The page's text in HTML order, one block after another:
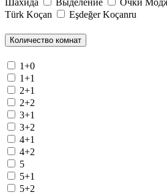
Шахида
Выделение Очки
Türk Koçan
Eşdeğer Koçanru
Количество комнат
1+0
1+1
2+1
2+2
3+1
3+2
4+1
4+2
5
5+1
5+2